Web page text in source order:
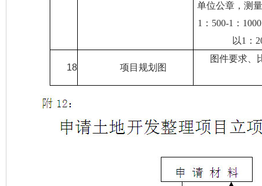
单位公章，测
1 ： 500-1 ： 1000
以1 ：
18 项目规划图
图件要求、